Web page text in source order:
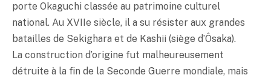
porte Okaguchi classée au patrimoine culturel
national. Au XVIIe siècle, il a su résister aux grandes
batailles de Sekighara et de Kashii (siège d’Ôsaka).
La construction d’origine fut malheureusement
détruite à la fin de la Seconde Guerre mondiale, mais